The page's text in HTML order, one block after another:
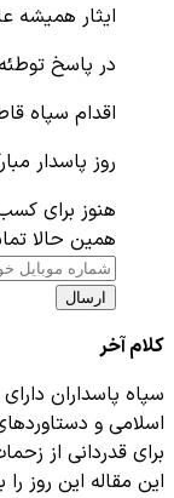
ایثار همیشه
در پاسخ
اقدام سپاه
روز پاسدار
هنوز برای
همین حالا
ارسال
کلام آخر
سپاه پاسداران
اسلامی و
برای قدردانی از
این مقاله این روز